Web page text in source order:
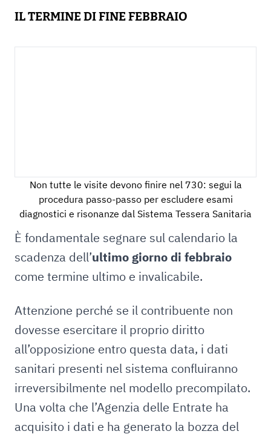
IL TERMINE DI FINE FEBBRAIO
Non tutte le visite devono finire nel 730: segui la
procedura passo-passo per escludere esami
diagnostici e risonanze dal Sistema Tessera Sanitaria
È fondamentale segnare sul calendario la
scadenza dell’ultimo giorno di febbraio
come termine ultimo e invalicabile.
Attenzione perché se il contribuente non
dovesse esercitare il proprio diritto
all’opposizione entro questa data, i dati
sanitari presenti nel sistema confluiranno
irreversibilmente nel modello precompilato.
Una volta che l’Agenzia delle Entrate ha
acquisito i dati e ha generato la bozza del